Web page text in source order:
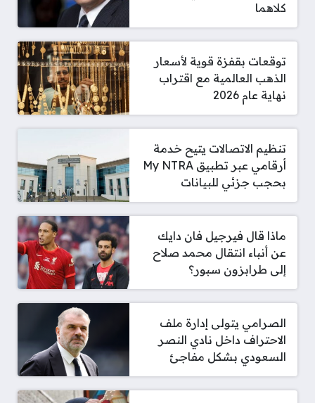
كلاهما
توقعات بقفزة قوية لأسعار
الذهب العالمية مع اقتراب
نهاية عام 2026
تنظيم الاتصالات يتيح خدمة
أرقامي عبر تطبيق My NTRA
بحجب جزئي للبيانات
ماذا قال فيرجيل فان دايك
عن أنباء انتقال محمد صلاح
إلى طرابزون سبور؟
الصرامي يتولى إدارة ملف
الاحتراف داخل نادي النصر
السعودي بشكل مفاجئ